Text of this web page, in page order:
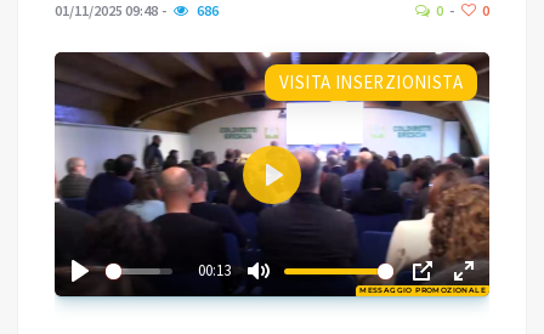
01/11/2025 09:48 686 0 0
MESSAGGIO PROMOZIONALE
VISITA INSERZIONISTA
00:13
Play
02:52